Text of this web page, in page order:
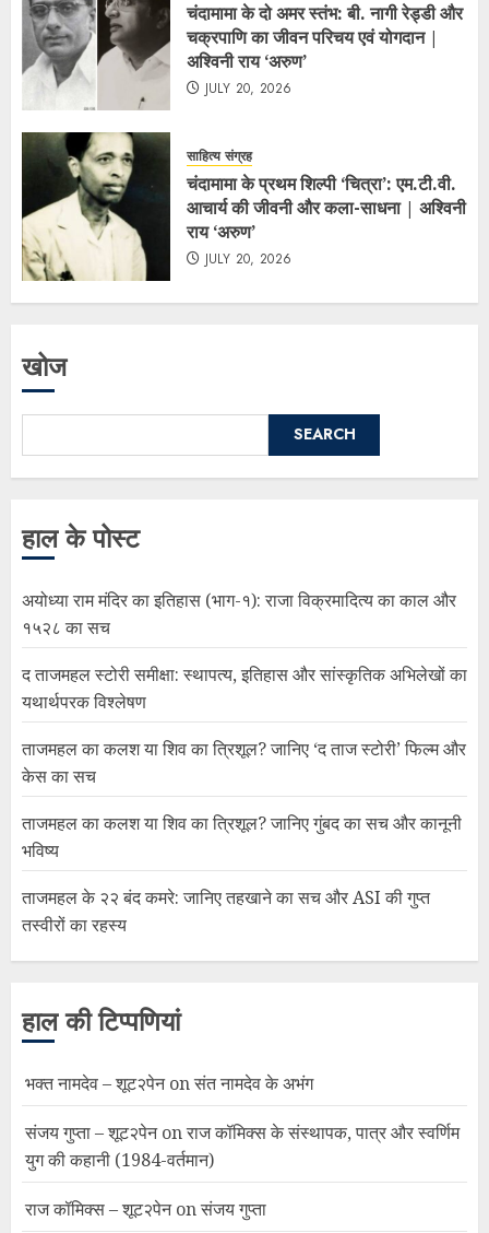
चंदामामा के दो अमर स्तंभ: बी. नागी रेड्डी और
चक्रपाणि का जीवन परिचय एवं योगदान |
अश्विनी राय ‘अरुण’
JULY 20, 2026
साहित्य संग्रह
चंदामामा के प्रथम शिल्पी ‘चित्रा’: एम.टी.वी.
आचार्य की जीवनी और कला-साधना | अश्विनी
राय ‘अरुण’
JULY 20, 2026
खोज
SEARCH
हाल के पोस्ट
अयोध्या राम मंदिर का इतिहास (भाग-१): राजा विक्रमादित्य का काल और
१५२८ का सच
द ताजमहल स्टोरी समीक्षा: स्थापत्य, इतिहास और सांस्कृतिक अभिलेखों का
यथार्थपरक विश्लेषण
ताजमहल का कलश या शिव का त्रिशूल? जानिए ‘द ताज स्टोरी’ फिल्म और
केस का सच
ताजमहल का कलश या शिव का त्रिशूल? जानिए गुंबद का सच और कानूनी
भविष्य
ताजमहल के २२ बंद कमरे: जानिए तहखाने का सच और ASI की गुप्त
तस्वीरों का रहस्य
हाल की टिप्पणियां
भक्त नामदेव – शूट२पेनonसंत नामदेव के अभंग
संजय गुप्ता – शूट२पेनonराज कॉमिक्स के संस्थापक, पात्र और स्वर्णिम
युग की कहानी (1984-वर्तमान)
राज कॉमिक्स – शूट२पेनonसंजय गुप्ता